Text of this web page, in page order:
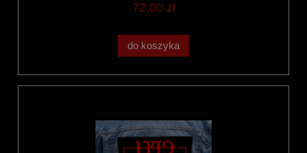
72,00 zł
do koszyka